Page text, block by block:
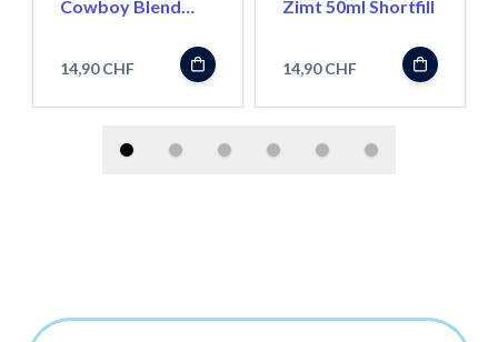
Cowboy Blend
14,90 CHF
Zimt 50ml Shortfill
14,90 CHF